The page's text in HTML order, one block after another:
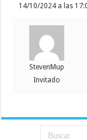
14/10/2024 a las
StevenMup
Invitado